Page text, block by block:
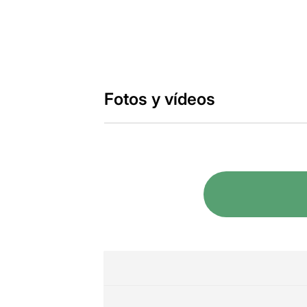
Fotos y vídeos